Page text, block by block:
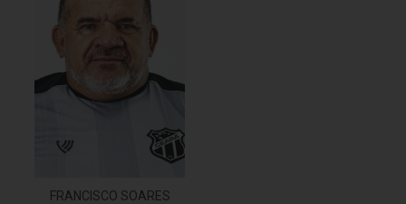
FRANCISCO SOARES